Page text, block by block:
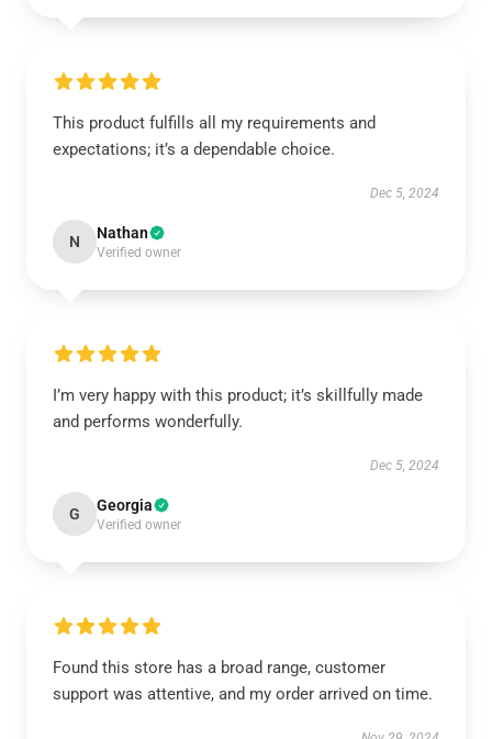
This product fulfills all my requirements and
expectations; it’s a dependable choice.
Dec 5, 2024
N Nathan
Verified owner
I’m very happy with this product; it’s skillfully made
and performs wonderfully.
Dec 5, 2024
G Georgia
Verified owner
Found this store has a broad range, customer
support was attentive, and my order arrived on time.